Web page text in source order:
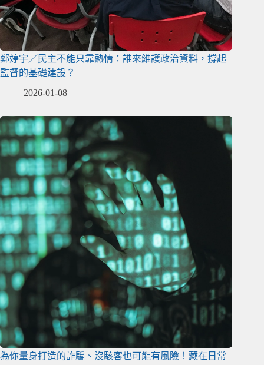
鄭婷宇／民主不能只靠熱情：誰來維護政治資料，撐起
監督的基礎建設？
2026-01-08
為你量身打造的詐騙、沒駭客也可能有風險！藏在日常